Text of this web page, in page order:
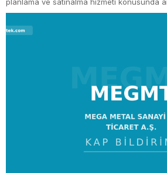
planlama ve satınalma hizmeti konusunda